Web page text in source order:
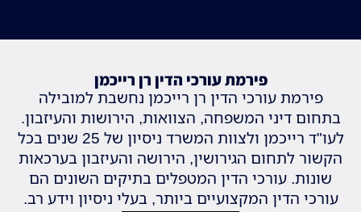
פירמת עורכי הדין רן רייכמן
פירמת עורכי הדין רן רייכמן נחשבת למובילה
בתחום דיני המשפחה, הצוואות, הירושות והעיזבון.
לעו"ד רייכמן ולצוות המשרד ניסיון של 25 שנים בכל
הקשור לתחום הגירושין, הירושה והעיזבון בערכאות
שונות. עורכי הדין המטפלים בתיקים השונים הם
עורכי הדין המקצועיים ביותר, בעלי ניסיון וידע רב.